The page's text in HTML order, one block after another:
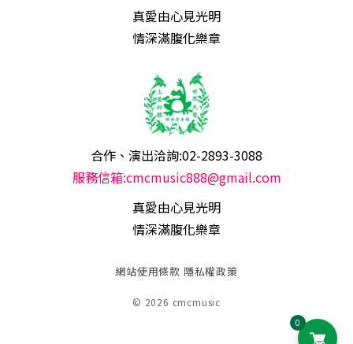
真愛由心見光明
情深滿腹化樂章
合作、演出洽詢:02-2893-3088
服務信箱:cmcmusic888@gmail.com
真愛由心見光明
情深滿腹化樂章
網站使用條款 隱私權政策
© 2026 cmcmusic
0